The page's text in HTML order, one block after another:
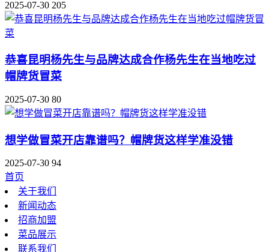
2025-07-30 205
恭喜昆明杨先生与品牌达成合作杨先生在当地吃过
帽牌货冒菜
2025-07-30 80
想学做冒菜开店靠谱吗？帽牌货这样学准没错
2025-07-30 94
首页
关于我们
新闻动态
招商加盟
菜品展示
联系我们